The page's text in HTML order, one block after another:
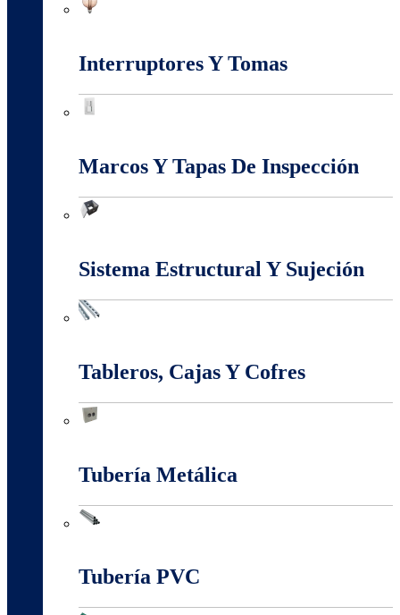
Interruptores Y Tomas
Marcos Y Tapas De Inspección
Sistema Estructural Y Sujeción
Tableros, Cajas Y Cofres
Tubería Metálica
Tubería PVC